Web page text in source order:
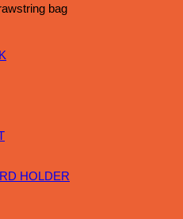
HOLDER
bag